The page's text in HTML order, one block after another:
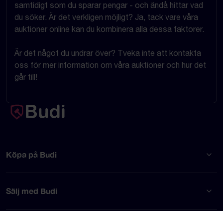
samtidigt som du sparar pengar - och ändå hittar vad
du söker. Är det verkligen möjligt? Ja, tack vare våra
auktioner online kan du kombinera alla dessa faktorer.
Är det något du undrar över? Tveka inte att kontakta
oss för mer information om våra auktioner och hur det
går till!
Köpa på Budi
Sälj med Budi